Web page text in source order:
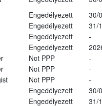
Engedélyezett
30/
Engedélyezett
31/
Engedélyezett
-
Engedélyezett
Not PPP
-
Not PPP
-
Not PPP
-
Engedélyezett
30/
Engedélyezett 31/